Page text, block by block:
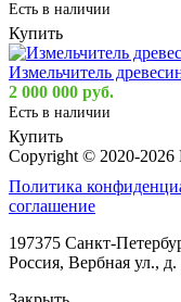
Есть в наличии
Купить
Измельчитель
2 000 000 руб.
Есть в наличии
Купить
Copyright © 2020-2026
Политика
соглашение
197375 Санкт-
Россия, Вербная ул.,